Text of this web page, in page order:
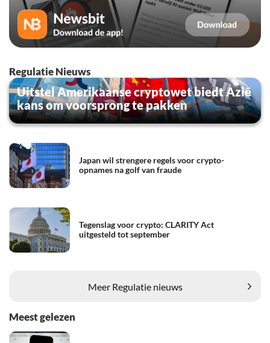
Regulatie Nieuws
Uitstel Amerikaanse cryptowet biedt Azië
kans om voorsprong te pakken
Japan wil strengere regels voor crypto-
opnames na golf van fraude
Tegenslag voor crypto: CLARITY Act
uitgesteld tot september
Meer Regulatie nieuws
Meest gelezen